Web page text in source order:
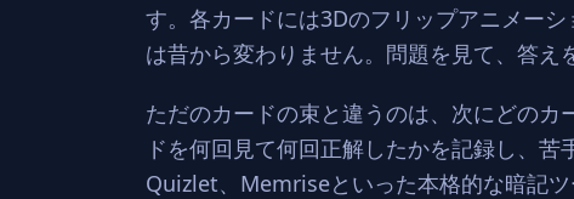
す。各カードには3Dのフリップアニメー
は昔から変わりません。問題を見て、答え
ただのカードの束と違うのは、次にどの
ドを何回見て何回正解したかを記録し、
Quizlet、Memriseといった本格的な暗記